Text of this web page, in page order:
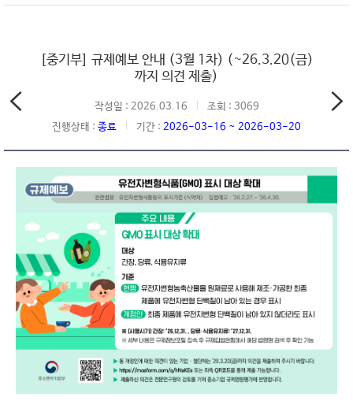
[중기부] 규제예보 안내 (3월 1차) (~26.3.20(금)
까지 의견 제출)
작성일 : 2026.03.16
조회 : 3069
진행상태 : 종료 기간 : 2026-03-16 ~ 2026-03-20